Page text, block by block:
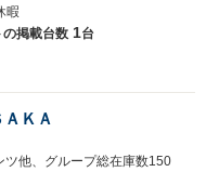
暇
の掲載台数 1台
ＫＡ
ツ他、グループ総在庫数150